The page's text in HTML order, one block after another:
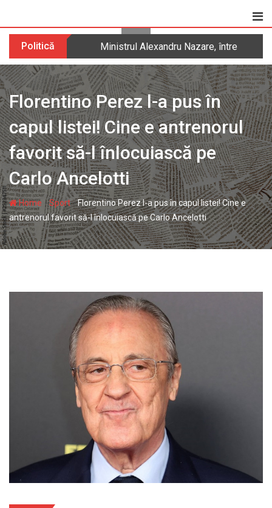
content
Politică Ministrul Alexandru Nazare, întrebat
Florentino Perez l-a pus în
capul listei! Cine e antrenorul
favorit să-l înlocuiască pe
Carlo Ancelotti
Home -Sport-Florentino Perez l-a pus în capul listei! Cine e
antrenorul favorit să-l înlocuiască pe Carlo Ancelotti